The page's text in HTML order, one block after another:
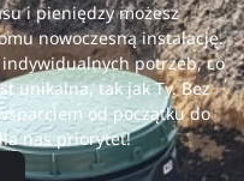
i pieniędzy możesz
nowoczesną instalację.
potrzeb, co
unikalna, tak jak Ty. Bez
od początku do
nas priorytet!